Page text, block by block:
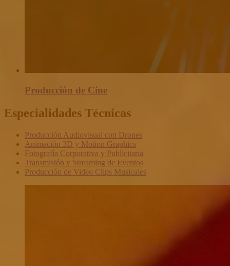
Producción de Cine
Especialidades Técnicas
Producción Audiovisual con Drones
Animación 3D y Motion Graphics
Fotografía Corporativa y Publicitaria
Transmisión y Streaming de Eventos
Producción de Video Clips Musicales